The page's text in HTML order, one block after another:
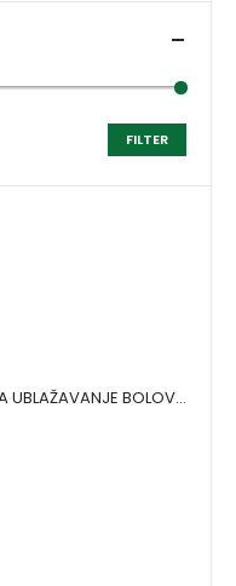
FILTER
TIGROVA MAST ZA UBLAŽAVANJE BOLOVA I ZAGRIJAVANJE MIŠIĆA